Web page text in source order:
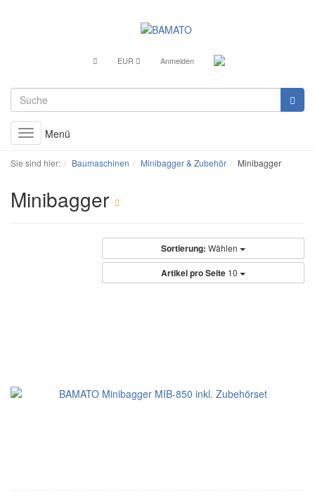
EUR Anmelden
Toggle
navigation
Menü
Sie sind hier: Baumaschinen Minibagger & Zubehör Minibagger
Minibagger
Sortierung: Wählen
Artikel pro Seite 10